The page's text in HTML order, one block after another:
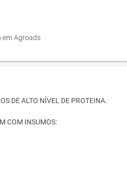
em Agroads
DE ALTO NÍVEL DE PROTEINA.
COM INSUMOS: